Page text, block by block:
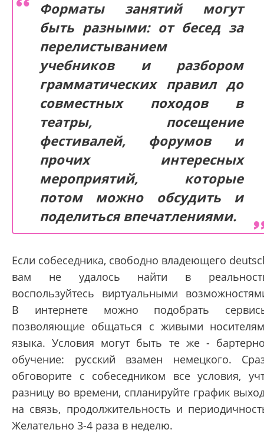
Форматы занятий могут
быть разными: от бесед за
перелистыванием
учебников и разбором
грамматических правил до
совместных походов в
театры, посещение
фестивалей, форумов и
прочих интересных
мероприятий, которые
потом можно обсудить и
поделиться впечатлениями.
Если собеседника, свободно владеющего
вам не удалось найти в
воспользуйтесь виртуальными
В интернете можно подобрать
позволяющие общаться с живыми
языка. Условия могут быть те же -
обучение: русский взамен немецкого.
обговорите с собеседником все условия,
разницу во времени, спланируйте график
на связь, продолжительность и
Желательно 3-4 раза в неделю.